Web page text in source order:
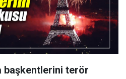
başkentlerini terör